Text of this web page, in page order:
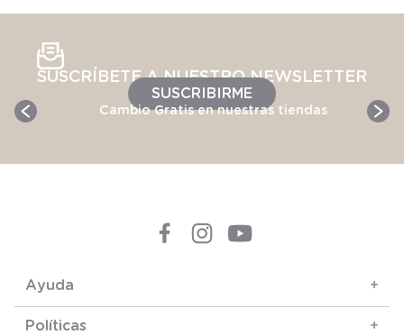
SUSCRÍBETE A NUESTRO NEWSLETTER
SUSCRIBIRME
Cambio Gratis en nuestras tiendas
Ayuda +
Políticas +